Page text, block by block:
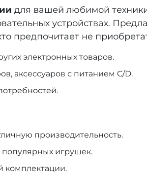
для вашей любимой
устройствах.
предпочитает не
электронных товаров.
аксессуаров с питанием C/D.
производительность.
игрушек.
комплектации.